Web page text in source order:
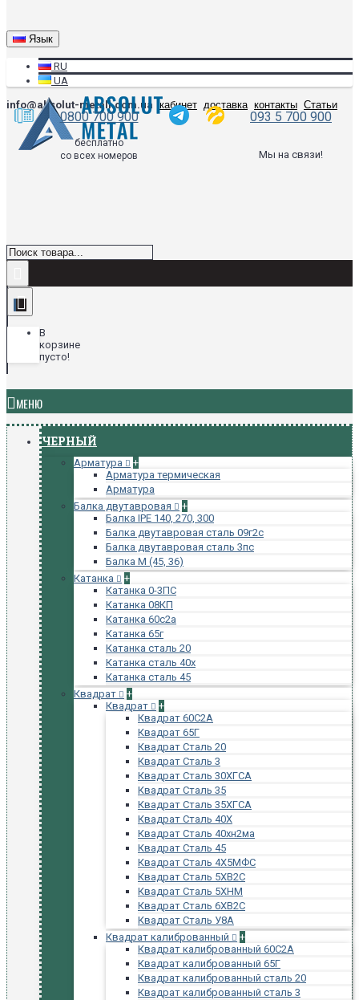
Язык
RU
UA
info@absolut-metall.com.ua
кабинет доставка контакты Статьи
0800 700 900 093 5 700 900
бесплатно
со всех номеров
Мы на связи!
В
корзине
пусто!
МЕНЮ
ЧЕРНЫЙ
Арматура
+
Арматура термическая
Арматура
Балка двутавровая
+
Балка IPE 140, 270, 300
Балка двутавровая сталь 09г2с
Балка двутавровая сталь 3пс
Балка М (45, 36)
Катанка
+
Катанка 0-3ПС
Катанка 08КП
Катанка 60с2а
Катанка 65г
Катанка сталь 20
Катанка сталь 40х
Катанка сталь 45
Квадрат
+
Квадрат
+
Квадрат 60С2А
Квадрат 65Г
Квадрат Сталь 20
Квадрат Сталь 3
Квадрат Сталь 30ХГСА
Квадрат Сталь 35
Квадрат Сталь 35ХГСА
Квадрат Сталь 40Х
Квадрат Сталь 40хн2ма
Квадрат Сталь 45
Квадрат Сталь 4Х5МФС
Квадрат Сталь 5ХВ2С
Квадрат Сталь 5ХНМ
Квадрат Сталь 6ХВ2С
Квадрат Сталь У8А
Квадрат калиброванный
+
Квадрат калиброванный 60С2А
Квадрат калиброванный 65Г
Квадрат калиброванный сталь 20
Квадрат калиброванный сталь 3